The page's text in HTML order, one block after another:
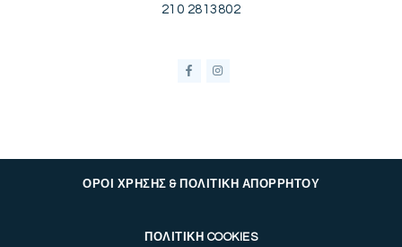
210 2813802
ΟΡΟΙ ΧΡΗΣΗΣ & ΠΟΛΙΤΙΚΗ ΑΠΟΡΡΗΤΟΥ
ΠΟΛΙΤΙΚΗ COOKIES